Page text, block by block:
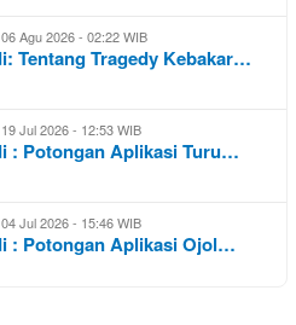
06 Agu 2026 - 02:22 WIB
Tentang Tragedy Kebakar…
19 Jul 2026 - 12:53 WIB
: Potongan Aplikasi Turu…
04 Jul 2026 - 15:46 WIB
: Potongan Aplikasi Ojol…